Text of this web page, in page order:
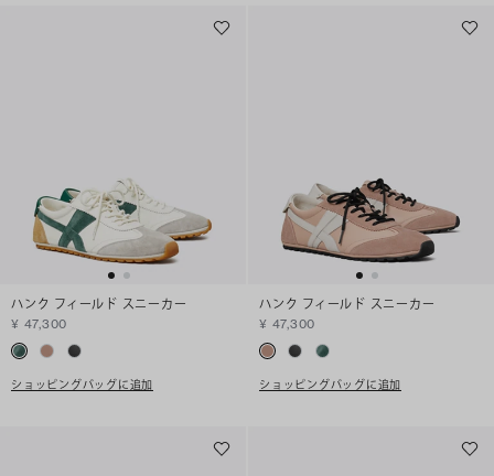
ハンク フィールド スニーカー
¥ 47,300
ショッピングバッグに追加
ハンク フィールド スニーカー
¥ 47,300
ショッピングバッグに追加